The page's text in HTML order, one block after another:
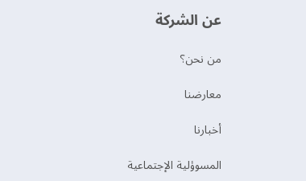
عن الشركة
من نحن؟
‫معارضنا‬
‫أخبارنا‬
المسوؤلية الإجتماعية